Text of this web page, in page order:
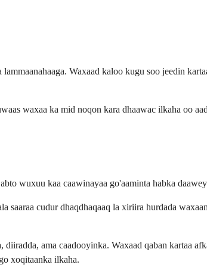
Waxaad kaloo kugu soo jeedin
waxaa ka mid noqon kara dhaawac ilkaha oo
wuxuu kaa caawinayaa go'aaminta habka
cudur dhaqdhaqaaq la xiriira hurdada
ama caadooyinka. Waxaad qaban kartaa
xoqitaanka ilkaha.